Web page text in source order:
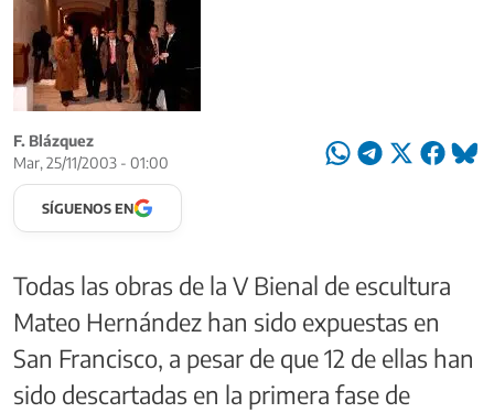
F. Blázquez
Mar, 25/11/2003 - 01:00
SÍGUENOS EN
Todas las obras de la V Bienal de escultura
Mateo Hernández han sido expuestas en
San Francisco, a pesar de que 12 de ellas han
sido descartadas en la primera fase de